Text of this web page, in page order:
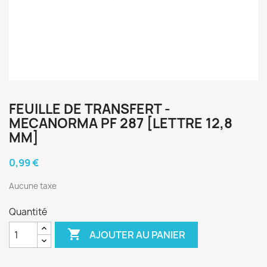
FEUILLE DE TRANSFERT -
MECANORMA PF 287 [LETTRE 12,8
MM]
0,99 €
Aucune taxe
Quantité
 AJOUTER AU PANIER